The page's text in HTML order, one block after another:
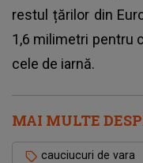
restul țărilor din
1,6 milimetri pentru
cele de iarnă.
MAI MULTE
cauciucuri de vara